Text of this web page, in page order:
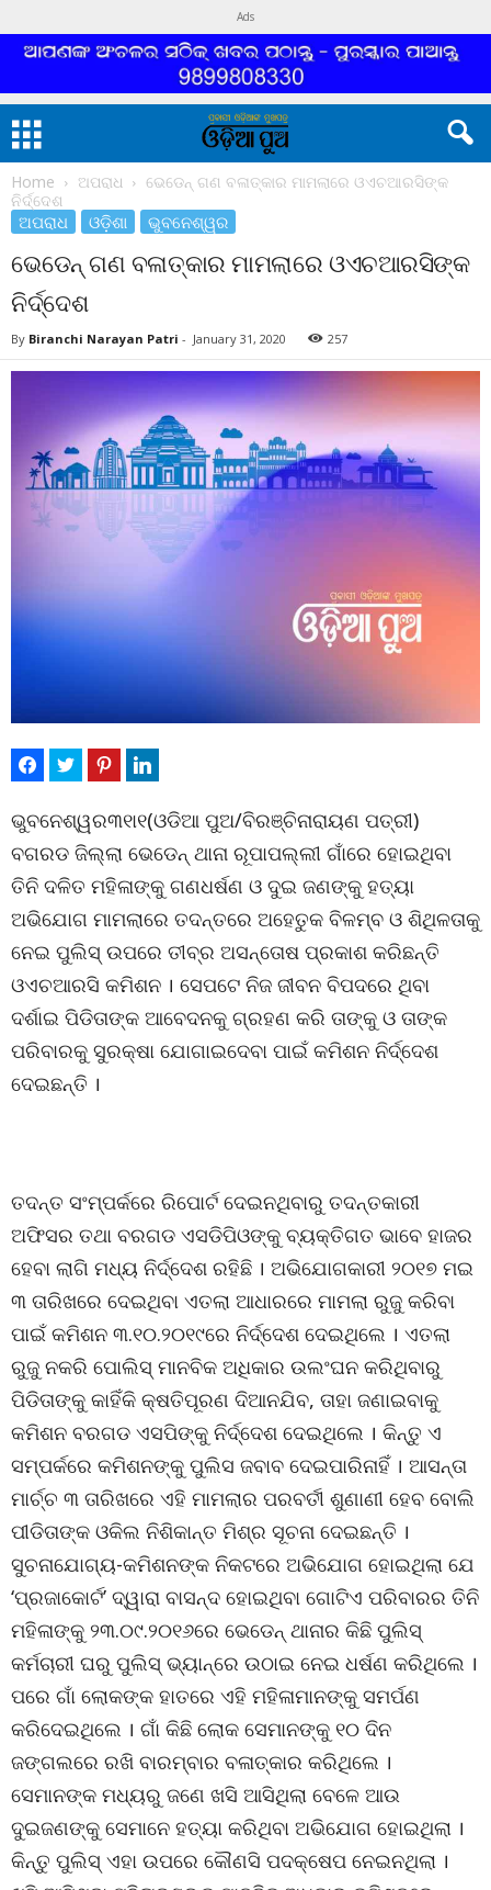
Ads
Home ଅପରାଧ
ଭେଡେନ୍ ଗଣ ବଳାତ୍କାର ମାମଲାରେ ଓଏଚଆରସିଙ୍କ
ନିର୍ଦ୍ଦେଶ
ଅପରାଧ ଓଡ଼ିଶା ଭୁବନେଶ୍ୱର
ଭେଡେନ୍ ଗଣ ବଳାତ୍କାର ମାମଲାରେ ଓଏଚଆରସିଙ୍କ
ନିର୍ଦ୍ଦେଶ
By Biranchi Narayan Patri - January 31, 2020 257
ଭୁବନେଶ୍ୱର୩୧ା୧(ଓଡିଆ ପୁଅ/ବିରଞ୍ଚିନାରାୟଣ ପତ୍ରୀ)
ବଗରଡ ଜିଲ୍ଲା ଭେଡେନ୍ ଥାନା ରୂପାପଲ୍ଲୀ ଗାଁରେ ହୋଇଥିବା
ତିନି ଦଳିତ ମହିଳାଙ୍କୁ ଗଣଧର୍ଷଣ ଓ ଦୁଇ ଜଣଙ୍କୁ ହତ୍ୟା
ଅଭିଯୋଗ ମାମଲାରେ ତଦନ୍ତରେ ଅହେତୁକ ବିଳମ୍ବ ଓ ଶିଥିଳତାକୁ
ନେଇ ପୁଲିସ୍ ଉପରେ ତୀବ୍ର ଅସନ୍ତୋଷ ପ୍ରକାଶ କରିଛନ୍ତି
ଓଏଚଆରସି କମିଶନ । ସେପଟେ ନିଜ ଜୀବନ ବିପଦରେ ଥିବା
ଦର୍ଶାଇ ପିଡିତାଙ୍କ ଆବେଦନକୁ ଗ୍ରହଣ କରି ତାଙ୍କୁ ଓ ତାଙ୍କ
ପରିବାରକୁ ସୁରକ୍ଷା ଯୋଗାଇଦେବା ପାଇଁ କମିଶନ ନିର୍ଦ୍ଦେଶ
ଦେଇଛନ୍ତି ।
ତଦନ୍ତ ସଂମ୍ପର୍କରେ ରିପୋର୍ଟ ଦେଇନଥିବାରୁ ତଦନ୍ତକାରୀ
ଅଫିସର ତଥା ବରଗଡ ଏସଡିପିଓଙ୍କୁ ବ୍ୟକ୍ତିଗତ ଭାବେ ହାଜର
ହେବା ଲାଗି ମଧ୍ୟ ନିର୍ଦ୍ଦେଶ ରହିଛି । ଅଭିଯୋଗକାରୀ ୨୦୧୭ ମଇ
୩ ତାରିଖରେ ଦେଇଥିବା ଏତଲା ଆଧାରରେ ମାମଲା ରୁଜୁ କରିବା
ପାଇଁ କମିଶନ ୩.୧୦.୨୦୧୯ରେ ନିର୍ଦ୍ଦେଶ ଦେଇଥିଲେ । ଏତଲା
ରୁଜୁ ନକରି ପୋଲିସ୍ ମାନବିକ ଅଧିକାର ଉଲଂଘନ କରିଥିବାରୁ
ପିଡିତାଙ୍କୁ କାହିଁକି କ୍ଷତିପୂରଣ ଦିଆନଯିବ, ତାହା ଜଣାଇବାକୁ
କମିଶନ ବରଗଡ ଏସପିଙ୍କୁ ନିର୍ଦ୍ଦେଶ ଦେଇଥିଲେ । କିନ୍ତୁ ଏ
ସମ୍ପର୍କରେ କମିଶନଙ୍କୁ ପୁଲିସ ଜବାବ ଦେଇପାରିନାହିଁ । ଆସନ୍ତା
ମାର୍ଚ୍ଚ ୩ ତାରିଖରେ ଏହି ମାମଲାର ପରବର୍ତୀ ଶୁଣାଣୀ ହେବ ବୋଲି
ପୀଡିତାଙ୍କ ଓକିଲ ନିଶିକାନ୍ତ ମିଶ୍ର ସୂଚନା ଦେଇଛନ୍ତି ।
ସୁଚନାଯୋଗ୍ୟ-କମିଶନଙ୍କ ନିକଟରେ ଅଭିଯୋଗ ହୋଇଥିଲା ଯେ
‘ପ୍ରଜାକୋର୍ଟ’ ଦ୍ୱାରା ବାସନ୍ଦ ହୋଇଥିବା ଗୋଟିଏ ପରିବାରର ତିନି
ମହିଳାଙ୍କୁ ୨୩.୦୯.୨୦୧୬ରେ ଭେଡେନ୍ ଥାନାର କିଛି ପୁଲିସ୍
କର୍ମଚାରୀ ଘରୁ ପୁଲିସ୍ ଭ୍ୟାନ୍‌ରେ ଉଠାଇ ନେଇ ଧର୍ଷଣ କରିଥିଲେ ।
ପରେ ଗାଁ ଲୋକଙ୍କ ହାତରେ ଏହି ମହିଳାମାନଙ୍କୁ ସମର୍ପଣ
କରିଦେଇଥିଲେ । ଗାଁ କିଛି ଲୋକ ସେମାନଙ୍କୁ ୧୦ ଦିନ
ଜଙ୍ଗଲରେ ରଖି ବାରମ୍ବାର ବଳାତ୍କାର କରିଥିଲେ ।
ସେମାନଙ୍କ ମଧ୍ୟରୁ ଜଣେ ଖସି ଆସିଥିଲା ବେଳେ ଆଉ
ଦୁଇଜଣଙ୍କୁ ସେମାନେ ହତ୍ୟା କରିଥିବା ଅଭିଯୋଗ ହୋଇଥିଲା ।
କିନ୍ତୁ ପୁଲିସ୍ ଏହା ଉପରେ କୌଣସି ପଦକ୍ଷେପ ନେଇନଥିଲା ।